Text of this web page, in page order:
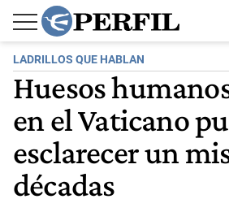
LADRILLOS QUE HABLAN
Huesos
en el Vaticano
esclarecer un
décadas